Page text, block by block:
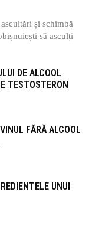
și schimbă
să asculți
DE ALCOOL
TESTOSTERON
FĂRĂ ALCOOL
UNUI